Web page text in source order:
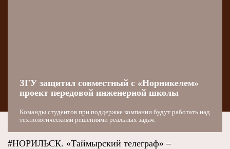
ЗГУ защитил совместный с «Норникелем»
проект передовой инженерной школы
Команды студентов при поддержке компании будут работать над
технологическими решениями реальных задач.
#НОРИЛЬСК. «Таймырский телеграф» –